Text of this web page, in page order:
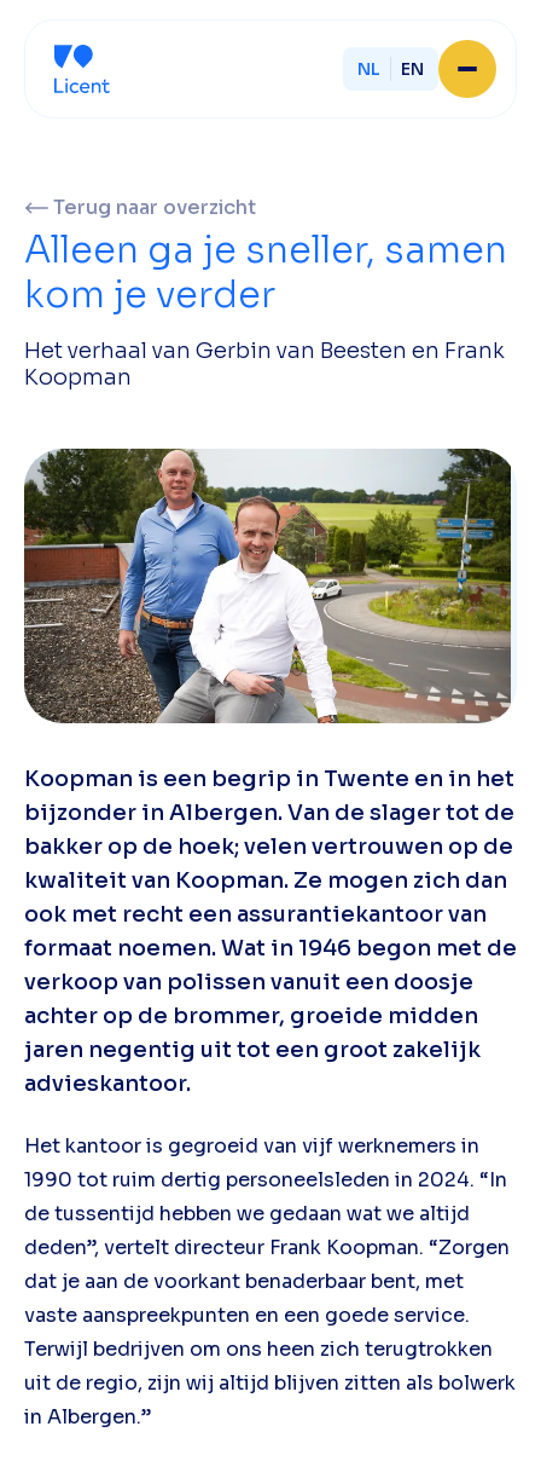
NL EN
Sluit je aan
Onze ondernemers
Actueel
Terug naar overzicht
Alleen ga je sneller, samen
kom je verder
Het verhaal van Gerbin van Beesten en Frank
Koopman
Koopman is een begrip in Twente en in het
bijzonder in Albergen. Van de slager tot de
bakker op de hoek; velen vertrouwen op de
kwaliteit van Koopman. Ze mogen zich dan
ook met recht een assurantiekantoor van
formaat noemen. Wat in 1946 begon met de
verkoop van polissen vanuit een doosje
achter op de brommer, groeide midden
jaren negentig uit tot een groot zakelijk
advieskantoor.
Het kantoor is gegroeid van vijf werknemers in
1990 tot ruim dertig personeelsleden in 2024. “In
de tussentijd hebben we gedaan wat we altijd
deden”, vertelt directeur Frank Koopman. “Zorgen
dat je aan de voorkant benaderbaar bent, met
vaste aanspreekpunten en een goede service.
Terwijl bedrijven om ons heen zich terugtrokken
uit de regio, zijn wij altijd blijven zitten als bolwerk
in Albergen.”